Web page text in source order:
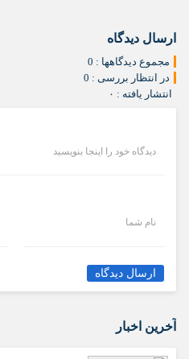
ارسال دیدگاه
مجموع دیدگاهها : 0
در انتظار بررسی : 0
انتشار یافته : ۰
دیدگاه خود را اینجا بنویسید
نام شما
ارسال دیدگاه
آخرین اخبار